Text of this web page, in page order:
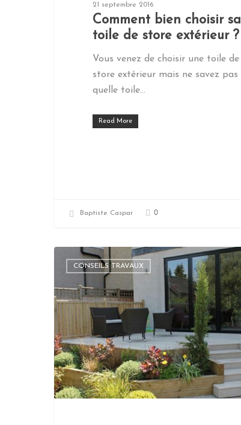
21 septembre 2016
Comment bien choisir sa
toile de store extérieur ?
Vous venez de choisir une toile de
store extérieur mais ne savez pas
quelle toile…
Read More
Baptiste Caspar 0
CONSEILS TRAVAUX